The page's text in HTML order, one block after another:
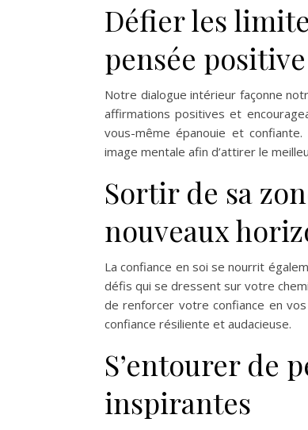
Défier les
pensée
Notre dialogue intérieur façonne
affirmations positives et
vous-même épanouie et
image mentale afin d’attirer le
Sortir de sa
nouveaux
La confiance en soi se nourrit
défis qui se dressent sur votre
de renforcer votre confiance en vos
confiance résiliente et audacieuse.
S’entourer de
inspirantes